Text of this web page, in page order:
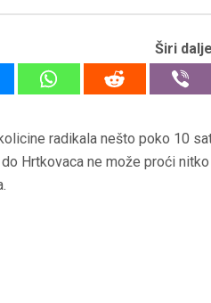
Širi dalje
radikala nešto poko 10
do Hrtkovaca ne može proći